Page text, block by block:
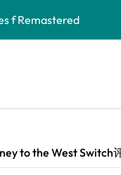
f Remastered
MAGNOLIA Bloom
Tennis
Episode I Jedi
to the West Switch